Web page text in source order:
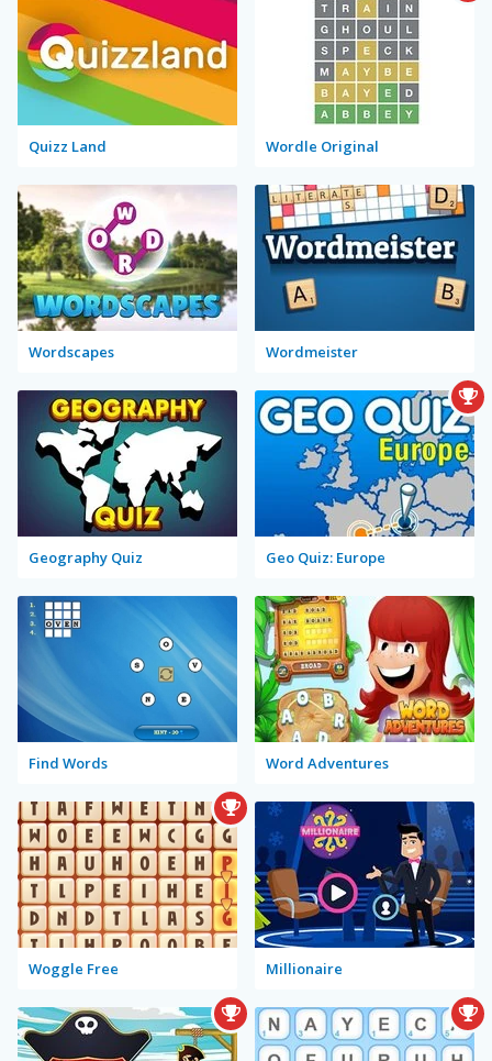
Quizz Land Wordle Original
Wordscapes Wordmeister
Geography Quiz Geo Quiz: Europe
Find Words Word Adventures
Woggle Free Millionaire